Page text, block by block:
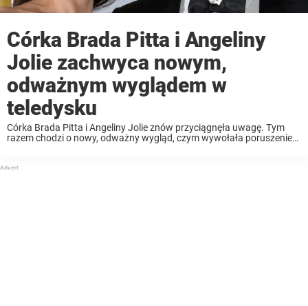
Córka Brada Pitta i Angeliny
Jolie zachwyca nowym,
odważnym wyglądem w
teledysku
Córka Brada Pitta i Angeliny Jolie znów przyciągnęła uwagę. Tym
razem chodzi o nowy, odważny wygląd, czym wywołała poruszenie